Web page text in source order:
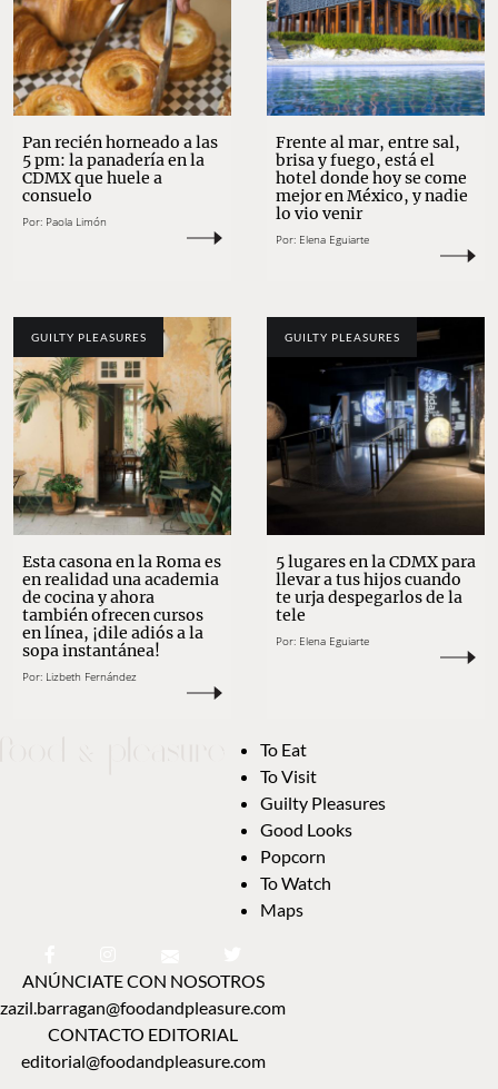
Pan recién horneado a las
5 pm: la panadería en la
CDMX que huele a
consuelo
Por: Paola Limón
Frente al mar, entre sal,
brisa y fuego, está el
hotel donde hoy se come
mejor en México, y nadie
lo vio venir
Por: Elena Eguiarte
GUILTY PLEASURES
Esta casona en la Roma es
en realidad una academia
de cocina y ahora
también ofrecen cursos
en línea, ¡dile adiós a la
sopa instantánea!
Por: Lizbeth Fernández
GUILTY PLEASURES
5 lugares en la CDMX para
llevar a tus hijos cuando
te urja despegarlos de la
tele
Por: Elena Eguiarte
To Eat
To Visit
Guilty Pleasures
Good Looks
Popcorn
To Watch
Maps
ANÚNCIATE CON NOSOTROS
zazil.barragan@foodandpleasure.com
CONTACTO EDITORIAL
editorial@foodandpleasure.com